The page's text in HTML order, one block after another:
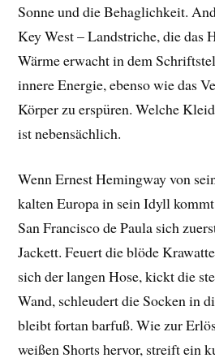
Sonne und die Behaglichkeit.
Key West – Landstriche, die das
Wärme erwacht in dem
innere Energie, ebenso wie das
Körper zu erspüren. Welche
ist nebensächlich.
Wenn Ernest Hemingway von
kalten Europa in sein Idyll
San Francisco de Paula sich
Jackett. Feuert die blöde
sich der langen Hose, kickt die
Wand, schleudert die Socken in
bleibt fortan barfuß. Wie zur
weißen Shorts hervor, streift ein